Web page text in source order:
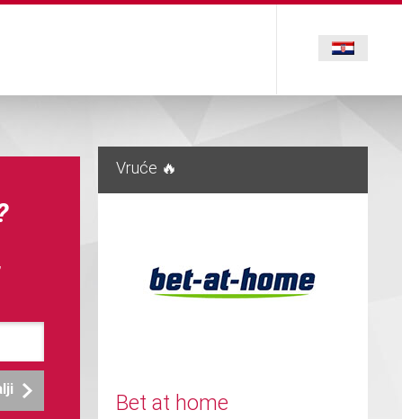
Vruće 🔥
Bet at home